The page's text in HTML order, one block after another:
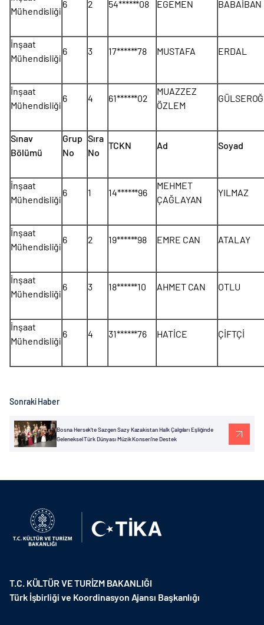
Mühendisliği
6 2 54******08 EGEMEN BABAİBAN
İnşaat
Mühendisliği
6 3 17******78 MUSTAFA ERDAL
İnşaat
Mühendisliği
6 4 61******02
MUAZZEZ
ÖZLEM
Sınav
Bölümü
Grup
No
Sıra
No
TCKN Ad Soyad
İnşaat
Mühendisliği
6 1 14******96
MEHMET
ÇAĞLAYAN
YILMAZ
İnşaat
Mühendisliği
6 2 19******98 EMRE CAN ATALAY
İnşaat
Mühendisliği
6 3 18******10 AHMET CAN OTLU
İnşaat
Mühendisliği
6 4 31******76 HATİCE ÇİFTÇİ
Sonraki Haber
Bosna Hersek'te Sazgen Sazy Kazakistan Halk Çalgıları Eşliğinde
Geleneksel Türk Dünyası Müzik Konseri'ne Destek
T.C. KÜLTÜR VE TURİZM BAKANLIĞI
Türk İşbirliği ve Koordinasyon Ajansı Başkanlığı